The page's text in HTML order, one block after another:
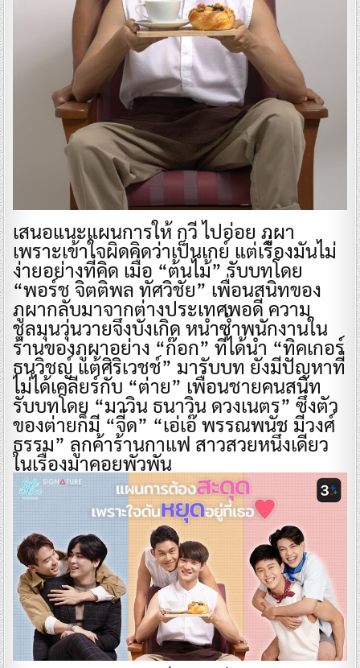
เสนอแนะแผนการให้ กวี ไปอ่อย ภูผา
เพราะเข้าใจผิดคิดว่าเป็นเกย์ แต่เรื่องมันไม่
ง่ายอย่างที่คิด เมื่อ “ต้นไม้” รับบทโดย
“พอร์ช จิตติพล ทัศวิชัย” เพื่อนสนิทของ
ภูผากลับมาจากต่างประเทศพอดี ความ
ชุลมุนวุ่นวายจึงบังเกิด หนำซ้ำพนักงานใน
ร้านของภูผาอย่าง “ก๊อก” ที่ได้นำ “ทิคเกอร์
ธนวิชญ์ แต้ศิริเวชช์” มารับบท ยังมีปัญหาที่
ไม่ได้เคลียร์กับ “ต่าย” เพื่อนชายคนสนิท
รับบทโดย “มาวิน ธนาวิน ดวงเนตร” ซึ่งตัว
ของต่ายก็มี “จี๊ด” “เอ่เอ๊ พรรณพนัช มีวงศ์
ธรรม” ลูกค้าร้านกาแฟ สาวสวยหนึ่งเดียว
ในเรื่องมาคอยพัวพัน